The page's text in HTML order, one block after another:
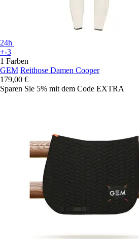
24h
+-3
1 Farben
GEM Reithose Damen Cooper
179,00 €
Sparen Sie 5% mit dem Code EXTRA